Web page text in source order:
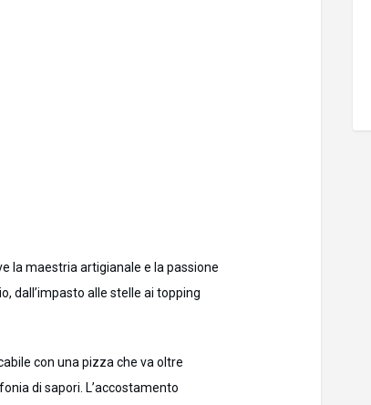
la maestria artigianale e la passione
con una pizza che va oltre
di sapori. L’accostamento